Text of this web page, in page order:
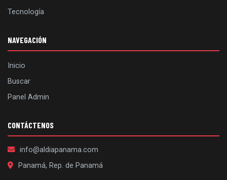
Tecnología
NAVEGACIÓN
Inicio
Buscar
Panel Admin
CONTÁCTENOS
info@aldiapanama.com
Panamá, Rep. de Panamá